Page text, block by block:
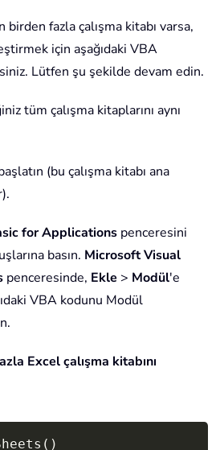
fazla çalışma kitabı varsa,
için aşağıdaki VBA
Lütfen şu şekilde devam edin.
tüm çalışma kitaplarını aynı
(bu çalışma kitabı ana
for Applications penceresini
basın. Microsoft Visual
penceresinde, Ekle > Modül'e
VBA kodunu Modül
Excel çalışma kitabını
( )